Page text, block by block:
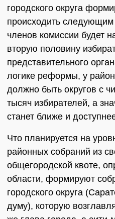
городского округа
происходить
членов комиссии будет
вторую половину
представительного
логике реформы, у
должно быть округов с
тысяч избирателей, а
станет ближе и
Что планируется на
районных собраний из
общегородской квоте,
области, формируют
городского округа
думу), которую